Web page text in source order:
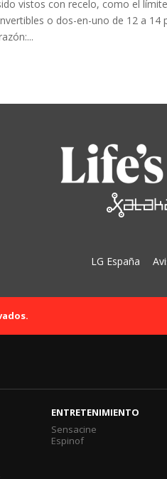
vistos con recelo, como el
o dos-en-uno de 12 a 14
LG España
ENTRETENIMIENTO
Sensacine
Espinof